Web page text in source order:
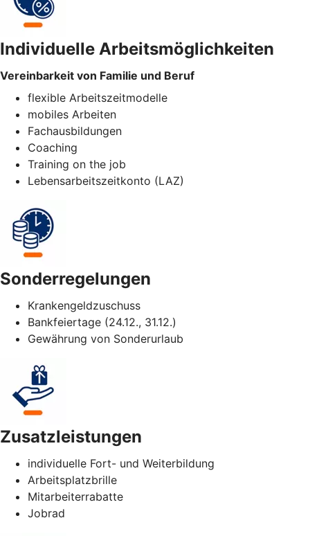
Individuelle Arbeitsmöglichkeiten
Vereinbarkeit von Familie und Beruf
flexible Arbeitszeitmodelle
mobiles Arbeiten
Fachausbildungen
Coaching
Training on the job
Lebensarbeitszeitkonto (LAZ)
Sonderregelungen
Krankengeldzuschuss
Bankfeiertage (24.12., 31.12.)
Gewährung von Sonderurlaub
Zusatzleistungen
individuelle Fort- und Weiterbildung
Arbeitsplatzbrille
Mitarbeiterrabatte
Jobrad